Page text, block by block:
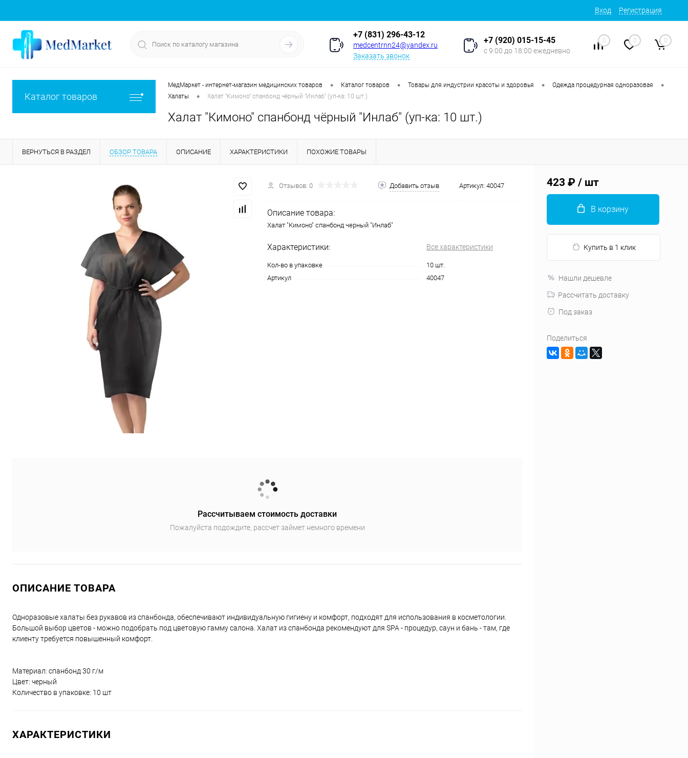
Вход Регистрация
+7 (831) 296-43-12
medcentrnn24@yandex.ru
Заказать звонок
+7 (920) 015-15-45
с 9:00 до 18:00 ежедневно
0 0 0
Каталог товаров
МедМаркет - интернет-магазин медицинских товаров • Каталог товаров • Товары для индустрии красоты и здоровья • Одежда процедурная одноразовая •
Халаты • Халат "Кимоно" спанбонд чёрный "Инлаб" (уп-ка: 10 шт.)
Халат "Кимоно" спанбонд чёрный "Инлаб" (уп-ка: 10 шт.)
ВЕРНУТЬСЯ В РАЗДЕЛ ОБЗОР ТОВАРА ОПИСАНИЕ ХАРАКТЕРИСТИКИ ПОХОЖИЕ ТОВАРЫ
Отзывов: 0 Добавить отзыв Артикул: 40047
Описание товара:
Халат "Кимоно" спанбонд черный "Инлаб"
Характеристики: Все характеристики
Кол-во в упаковке
10 шт.
Артикул
40047
Рассчитываем стоимость доставки
Пожалуйста подождите, рассчет займет немного времени
ОПИСАНИЕ ТОВАРА
Одноразовые халаты без рукавов из спанбонда, обеспечивают индивидуальную гигиену и комфорт, подходят для использования в косметологии.
Большой выбор цветов - можно подобрать под цветовую гамму салона. Халат из спанбонда рекомендуют для SPA - процедур, саун и бань - там, где
клиенту требуется повышенный комфорт.
Материал: спанбонд 30 г/м
Цвет: черный
Количество в упаковке: 10 шт
ХАРАКТЕРИСТИКИ
423 ₽ / шт
В корзину
Купить в 1 клик
Нашли дешевле
Рассчитать доставку
Под заказ
Поделиться